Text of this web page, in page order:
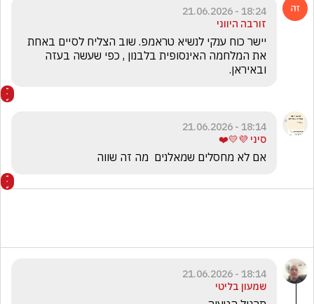
18:24 - 21.06.2026
זורבה היווני
ובאיראן.
18:14 - 21.06.2026
סיני 💜💛❤️
אם לא מחסלים שמאלנים  מה זה שווה
18:14 - 21.06.2026
שמעון בליטי